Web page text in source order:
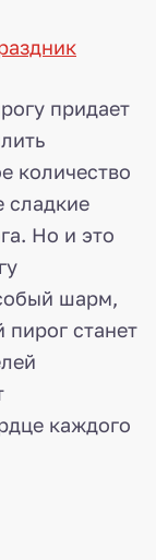
придает
количество
сладкие
Но и это
шарм,
станет
каждого